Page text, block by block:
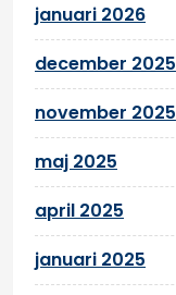
januari 2026
december 2025
november 2025
maj 2025
april 2025
januari 2025